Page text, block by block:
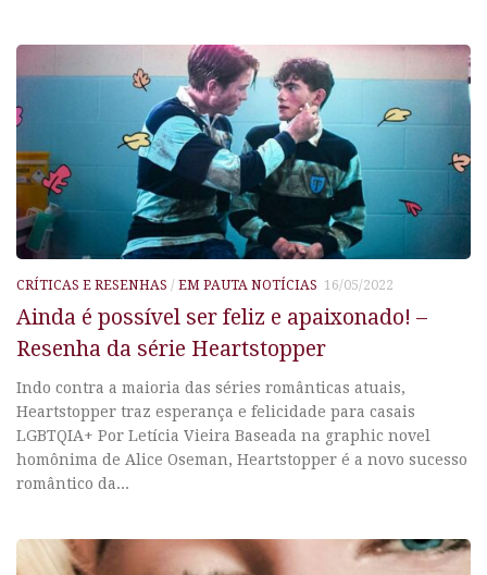
CRÍTICAS E RESENHAS / EM PAUTA NOTÍCIAS 16/05/2022
Ainda é possível ser feliz e apaixonado! –
Resenha da série Heartstopper
Indo contra a maioria das séries românticas atuais,
Heartstopper traz esperança e felicidade para casais
LGBTQIA+ Por Letícia Vieira Baseada na graphic novel
homônima de Alice Oseman, Heartstopper é a novo sucesso
romântico da...